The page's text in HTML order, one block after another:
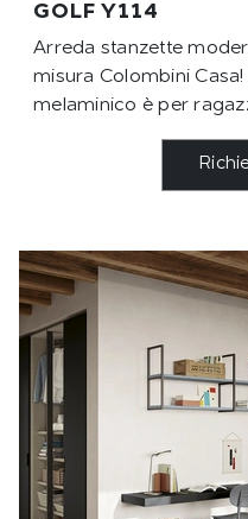
GOLF Y114
Arreda stanzette
misura Colombini
melaminico è per